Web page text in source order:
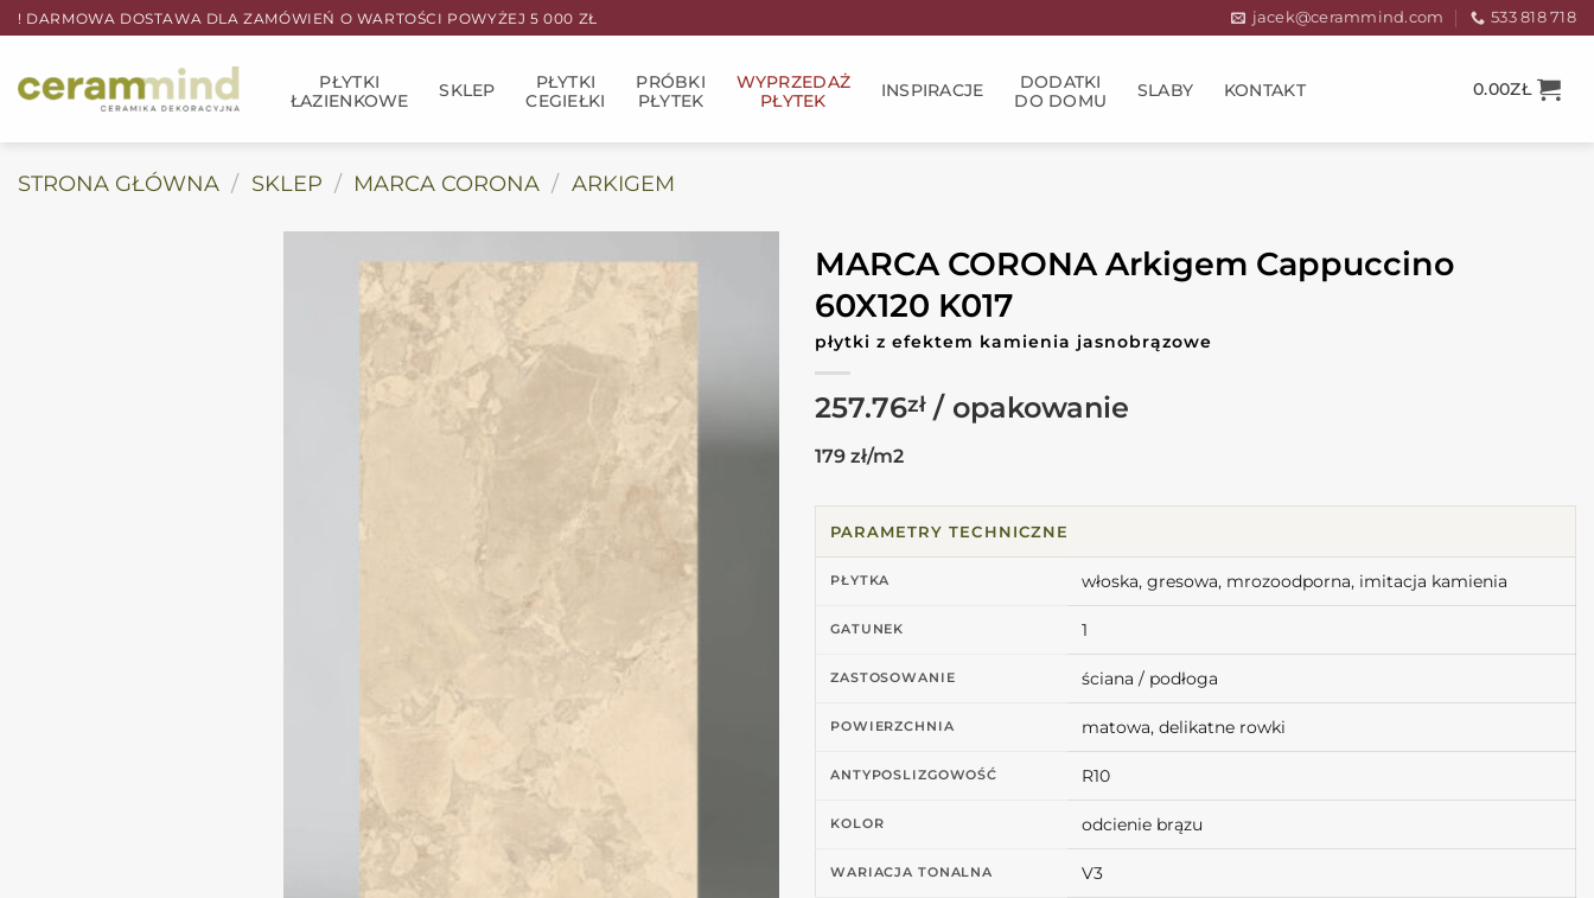
Przewiń
do
zawartości
! DARMOWA DOSTAWA DLA ZAMÓWIEŃ O WARTOŚCI POWYŻEJ 5 000 ZŁ jacek@cerammind.com 533 818 718
PŁYTKI
ŁAZIENKOWE
SKLEP
PŁYTKI
CEGIEŁKI
PRÓBKI
PŁYTEK
WYPRZEDAŻ
PŁYTEK
INSPIRACJE
DODATKI
DO DOMU
SLABY KONTAKT 0.00ZŁ
STRONA GŁÓWNA / SKLEP / MARCA CORONA / ARKIGEM
MARCA CORONA Arkigem Cappuccino
60X120 K017
płytki z efektem kamienia jasnobrązowe
257.76zł
179 zł/m2
PARAMETRY TECHNICZNE
PŁYTKA włoska, gresowa, mrozoodporna, imitacja kamienia
GATUNEK 1
ZASTOSOWANIE ściana / podłoga
POWIERZCHNIA matowa, delikatne rowki
ANTYPOSLIZGOWOŚĆ R10
KOLOR odcienie brązu
WARIACJA TONALNA V3